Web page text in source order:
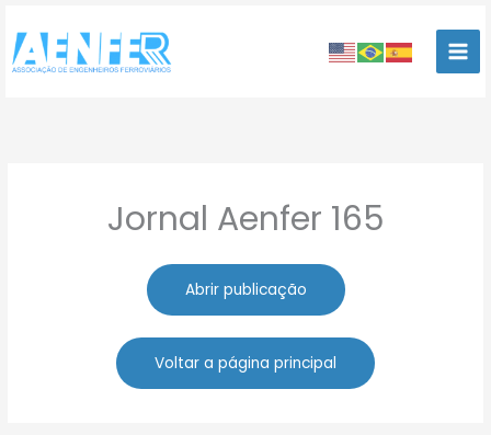
para
conteúdo
Jornal Aenfer 165
Abrir publicação
Voltar a página principal